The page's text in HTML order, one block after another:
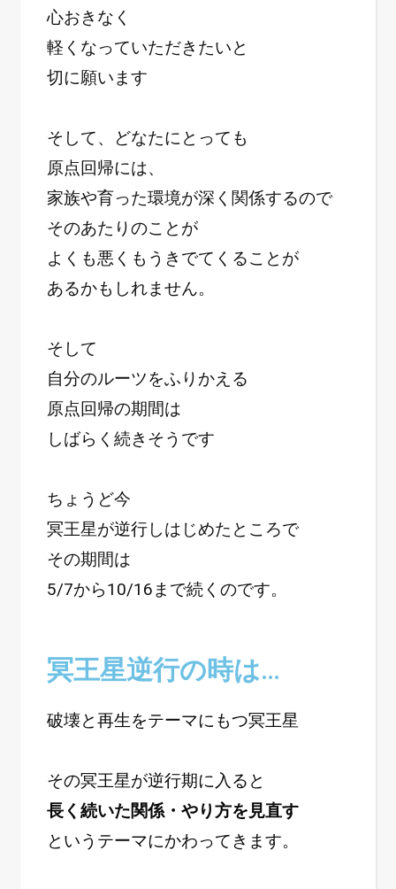
心おきなく
軽くなっていただきたいと
切に願います
そして、どなたにとっても
原点回帰には、
家族や育った環境が深く関係するので
そのあたりのことが
よくも悪くもうきでてくることが
あるかもしれません。
そして
自分のルーツをふりかえる
原点回帰の期間は
しばらく続きそうです
ちょうど今
冥王星が逆行しはじめたところで
その期間は
5/7から10/16まで続くのです。
冥王星逆行の時は…
破壊と再生をテーマにもつ冥王星
その冥王星が逆行期に入ると
長く続いた関係・やり方を見直す
というテーマにかわってきます。